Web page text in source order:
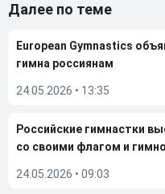
Далее по теме
European Gymnastics
гимна россиянам
24.05.2026 • 13:35
Российские гимнастки
со своими флагом и
24.05.2026 • 09:03